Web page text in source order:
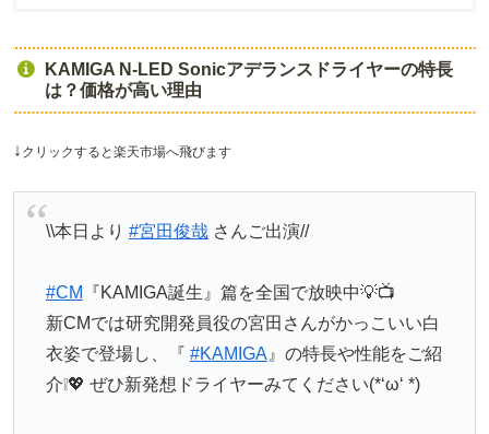
KAMIGA N-LED Sonicアデランスドライヤーの特長
は？価格が高い理由
↓ クリックすると楽天市場へ飛びます
\\本日より #宮田俊哉さんご出演//
#CM
『KAMIGA誕生』篇を全国で放映中💡📺
新CMでは研究開発員役の宮田さんがかっこいい白
衣姿で登場し、『 #KAMIGA 』の特長や性能をご紹
介❕💖 ぜひ新発想ドライヤーみてください(*‘ω‘ *)